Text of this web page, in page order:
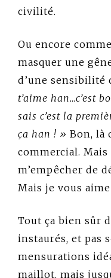
civilité.
Ou encore
masquer une
d’une sensibilité
t’aime han…c’est
sais c’est la
ça han ! » Bon, là
commercial.
m’empêcher de
Mais je vous
Tout ça bien sûr
instaurés, et pas
mensurations
maillot, mais